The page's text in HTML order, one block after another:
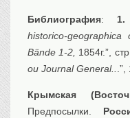
Библиография: 1.
historico-
Bände 1-2, 1854г.”,
ou Journal General..
Крымская
Предпосылки.